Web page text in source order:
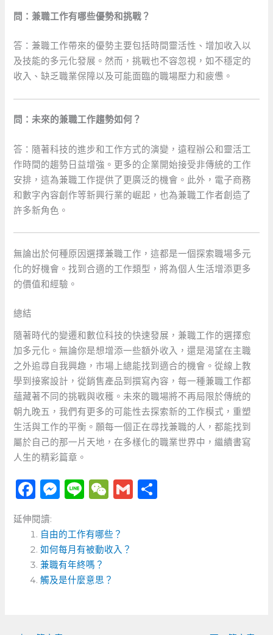
問：兼職工作有哪些優勢和挑戰？
答：兼職工作帶來的優勢主要包括時間靈活性、增加收入以
及技能的多元化發展。然而，挑戰也不容忽視，如不穩定的
收入、缺乏職業保障以及可能面臨的職場壓力和疲憊。
問：未來的兼職工作趨勢如何？
答：隨著科技的進步和工作方式的演變，遠程辦公和靈活工
作時間的趨勢日益增強。更多的企業開始接受非傳統的工作
安排，這為兼職工作提供了更廣泛的機會。此外，電子商務
和數字內容創作等新興行業的崛起，也為兼職工作者創造了
許多新角色。
無論出於何種原因選擇兼職工作，這都是一個探索職場多元
化的好機會。找到合適的工作類型，將為個人生活增添更多
的價值和經驗。
總結
隨著時代的變遷和數位科技的快速發展，兼職工作的選擇愈
加多元化。無論你是想增添一些額外收入，還是渴望在主職
之外追尋自我興趣，市場上總能找到適合的機會。從線上教
學到接案設計，從銷售產品到撰寫內容，每一種兼職工作都
蘊藏著不同的挑戰與收穫。未來的職場將不再局限於傳統的
朝九晚五，我們有更多的可能性去探索新的工作模式，重塑
生活與工作的平衡。願每一個正在尋找兼職的人，都能找到
屬於自己的那一片天地，在多樣化的職業世界中，繼續書寫
人生的精彩篇章。
F
a
c
e
b
o
M
ss
e
n
g
Li
e
W
C
h
t
G
延伸閱讀:
自由的工作有哪些？
如何每月有被動收入？
兼職有年終嗎？
觸及是什麼意思？